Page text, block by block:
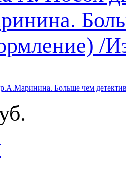
Больше чем